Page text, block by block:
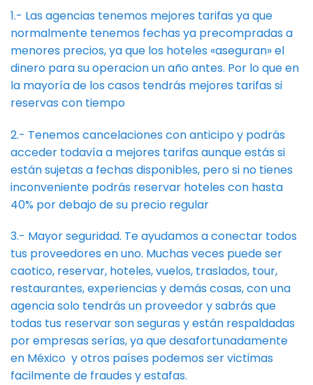
1.- Las agencias tenemos mejores tarifas ya que
normalmente tenemos fechas ya precompradas a
menores precios, ya que los hoteles «aseguran» el
dinero para su operacion un año antes. Por lo que en
la mayoría de los casos tendrás mejores tarifas si
reservas con tiempo
2.- Tenemos cancelaciones con anticipo y podrás
acceder todavía a mejores tarifas aunque estás si
están sujetas a fechas disponibles, pero si no tienes
inconveniente podrás reservar hoteles con hasta
40% por debajo de su precio regular
3.- Mayor seguridad. Te ayudamos a conectar todos
tus proveedores en uno. Muchas veces puede ser
caotico, reservar, hoteles, vuelos, traslados, tour,
restaurantes, experiencias y demás cosas, con una
agencia solo tendrás un proveedor y sabrás que
todas tus reservar son seguras y están respaldadas
por empresas serías, ya que desafortunadamente
en México y otros países podemos ser victimas
facilmente de fraudes y estafas.